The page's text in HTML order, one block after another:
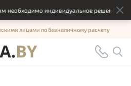
индивидуальное решение,
лицами по безналичному расчету